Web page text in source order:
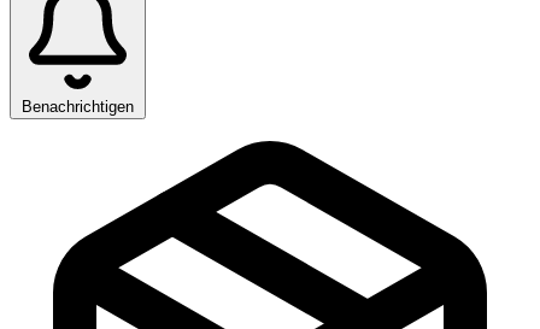
Benachrichtigen